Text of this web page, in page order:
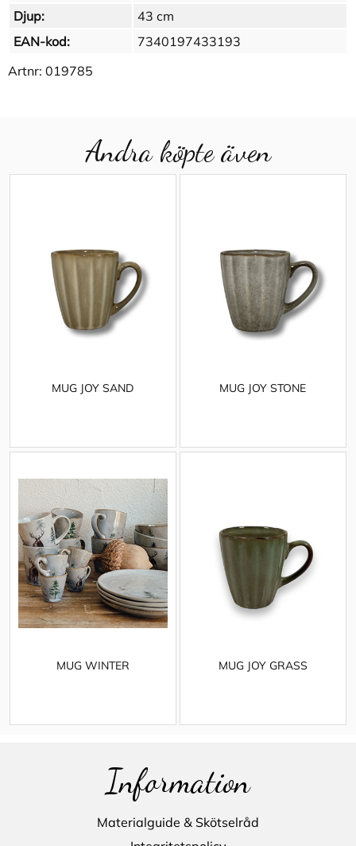
Djup:
43 cm
EAN-kod:
7340197433193
Artnr: 019785
Andra köpte även
MUG JOY SAND MUG JOY STONE
MUG WINTER MUG JOY GRASS
Information
Materialguide & Skötselråd